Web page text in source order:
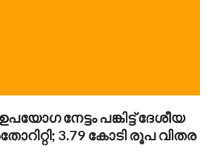
നേട്ടം പങ്കിട്ട് ദേശീയ
3.79 കോടി രൂപ വിതര